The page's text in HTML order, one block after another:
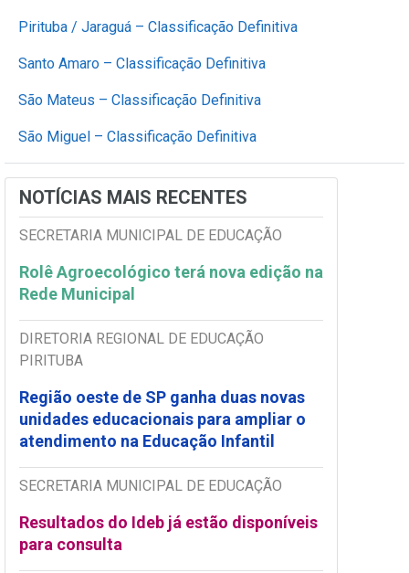
Pirituba / Jaraguá – Classificação Definitiva
Santo Amaro – Classificação Definitiva
São Mateus – Classificação Definitiva
São Miguel – Classificação Definitiva
NOTÍCIAS MAIS RECENTES
SECRETARIA MUNICIPAL DE EDUCAÇÃO
Rolê Agroecológico terá nova edição na
Rede Municipal
DIRETORIA REGIONAL DE EDUCAÇÃO
PIRITUBA
Região oeste de SP ganha duas novas
unidades educacionais para ampliar o
atendimento na Educação Infantil
SECRETARIA MUNICIPAL DE EDUCAÇÃO
Resultados do Ideb já estão disponíveis
para consulta